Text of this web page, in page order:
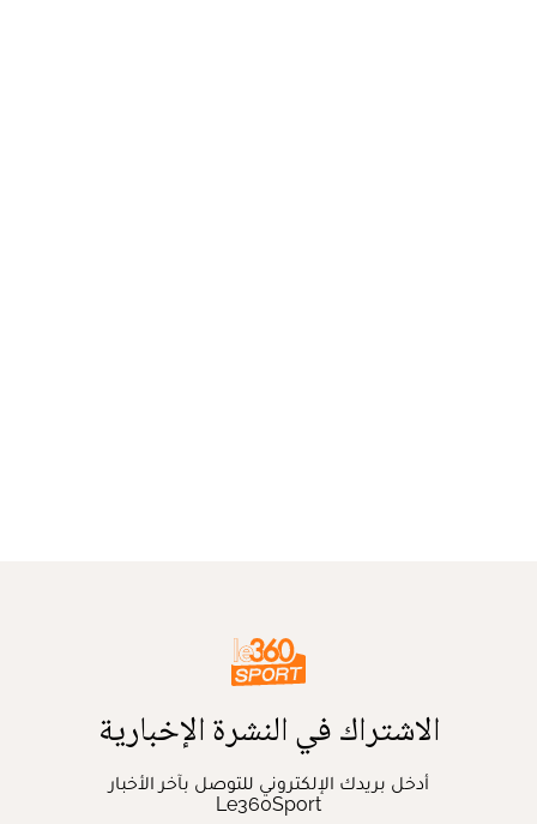
الاشتراك في النشرة الإخبارية
أدخل بريدك الإلكتروني للتوصل بآخر الأخبار
Le360Sport